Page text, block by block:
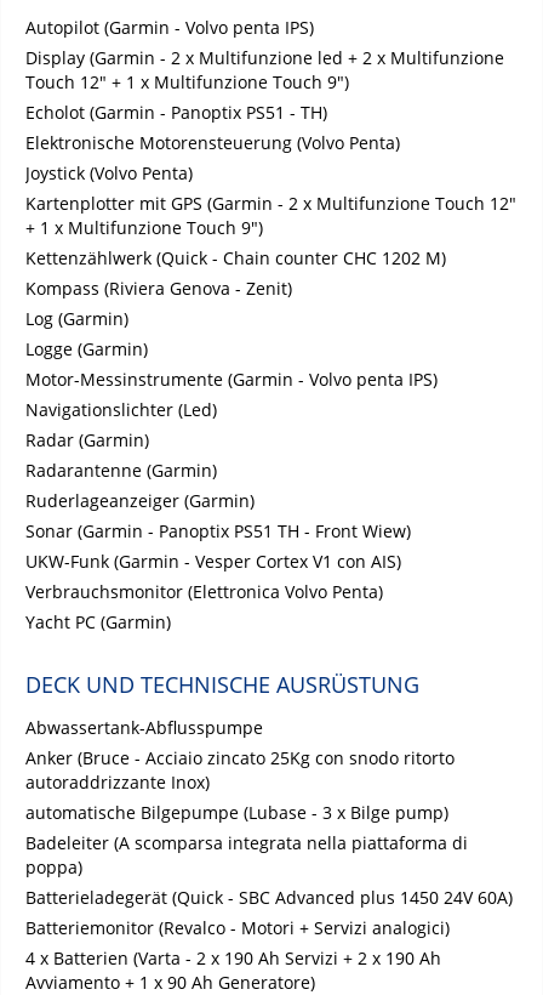
Autopilot (Garmin - Volvo penta IPS)
Display (Garmin - 2 x Multifunzione led + 2 x Multifunzione
Touch 12" + 1 x Multifunzione Touch 9")
Echolot (Garmin - Panoptix PS51 - TH)
Elektronische Motorensteuerung (Volvo Penta)
Joystick (Volvo Penta)
Kartenplotter mit GPS (Garmin - 2 x Multifunzione Touch 12"
+ 1 x Multifunzione Touch 9")
Kettenzählwerk (Quick - Chain counter CHC 1202 M)
Kompass (Riviera Genova - Zenit)
Log (Garmin)
Logge (Garmin)
Motor-Messinstrumente (Garmin - Volvo penta IPS)
Navigationslichter (Led)
Radar (Garmin)
Radarantenne (Garmin)
Ruderlageanzeiger (Garmin)
Sonar (Garmin - Panoptix PS51 TH - Front Wiew)
UKW-Funk (Garmin - Vesper Cortex V1 con AIS)
Verbrauchsmonitor (Elettronica Volvo Penta)
Yacht PC (Garmin)
DECK UND TECHNISCHE AUSRÜSTUNG
Abwassertank-Abflusspumpe
Anker (Bruce - Acciaio zincato 25Kg con snodo ritorto
autoraddrizzante Inox)
automatische Bilgepumpe (Lubase - 3 x Bilge pump)
Badeleiter (A scomparsa integrata nella piattaforma di
poppa)
Batterieladegerät (Quick - SBC Advanced plus 1450 24V 60A)
Batteriemonitor (Revalco - Motori + Servizi analogici)
4 x Batterien (Varta - 2 x 190 Ah Servizi + 2 x 190 Ah
Avviamento + 1 x 90 Ah Generatore)